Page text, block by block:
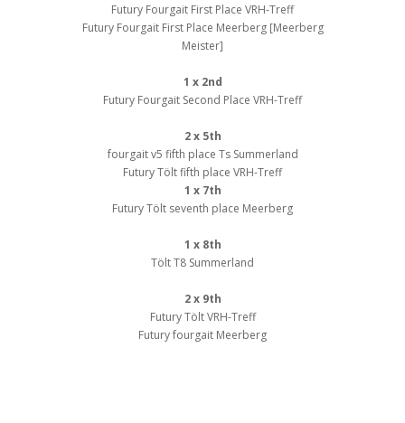
Futury Fourgait First Place VRH-Treff
Futury Fourgait First Place Meerberg [Meerberg
Meister]
1 x 2nd
Futury Fourgait Second Place VRH-Treff
2 x 5th
fourgait v5 fifth place Ts Summerland
Futury Tölt fifth place VRH-Treff
1 x 7th
Futury Tölt seventh place Meerberg
1 x 8th
Tölt T8 Summerland
2 x 9th
Futury Tölt VRH-Treff
Futury fourgait Meerberg